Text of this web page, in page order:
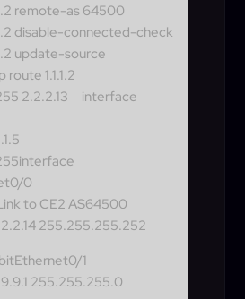
remote-as 64500
disable-connected-check
update-source
route 1.1.1.2
2.2.2.13
interface
interface
0
to CE2 AS64500
255.255.255.252
1
255.255.255.0